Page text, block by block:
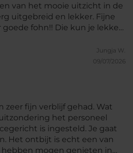
uitgebreid en lekker. Fijne
goede fohn!! Die kun je lekker
erg fijn. Kortom zeer
Jungja W.
09/07/2026
zeer fijn verblijf gehad. Wat
het personeel
is ingesteld. Je gaat
Het ontbijt is echt een van
mogen genieten in